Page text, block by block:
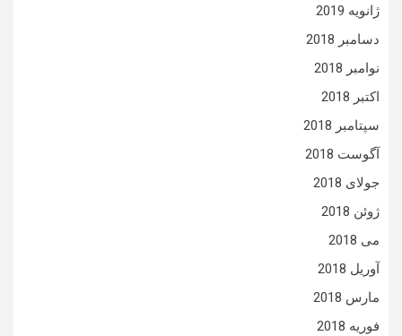
ژانویه 2019
دسامبر 2018
نوامبر 2018
اکتبر 2018
سپتامبر 2018
آگوست 2018
جولای 2018
ژوئن 2018
می 2018
آوریل 2018
مارس 2018
فوریه 2018